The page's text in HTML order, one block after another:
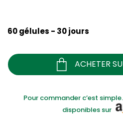
60 gélules - 30 jours
ACHETER
Pour commander c’est
disponibles sur